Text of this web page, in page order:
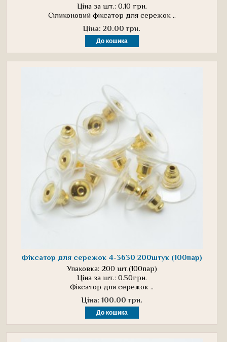
Ціна за шт.: 0.10 грн.
Сіликоновий фіксатор для сережок ..
Ціна: 20.00 грн.
Фіксатор для сережок 4-3630 200штук (100пар)
Упаковка: 200 шт.(100пар)
Ціна за шт.: 0.50грн.
Фіксатор для сережок ..
Ціна: 100.00 грн.